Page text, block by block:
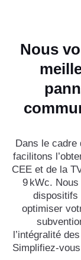
Nous
Dans le cadre
facilitons
CEE et de la
9 kWc.
dispositifs
optimiser
l’intégralité
Simplifiez-